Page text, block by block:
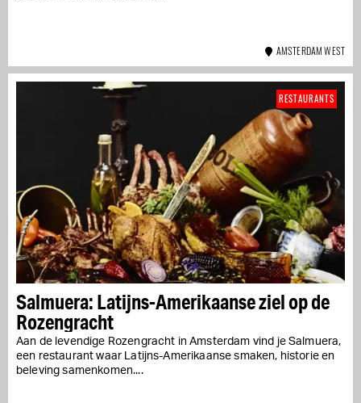
AMSTERDAM WEST
Salmuera: Latijns-Amerikaanse ziel op de
Rozengracht
Aan de levendige Rozengracht in Amsterdam vind je Salmuera,
een restaurant waar Latijns-Amerikaanse smaken, historie en
beleving samenkomen....
RESTAURANTS